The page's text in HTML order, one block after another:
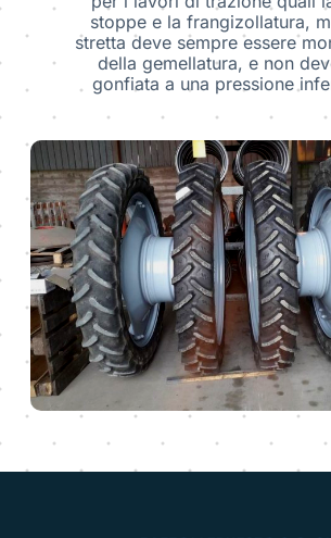
stoppe e la frangizollatura,
stretta deve sempre essere
della gemellatura, e non
gonfiata a una pressione